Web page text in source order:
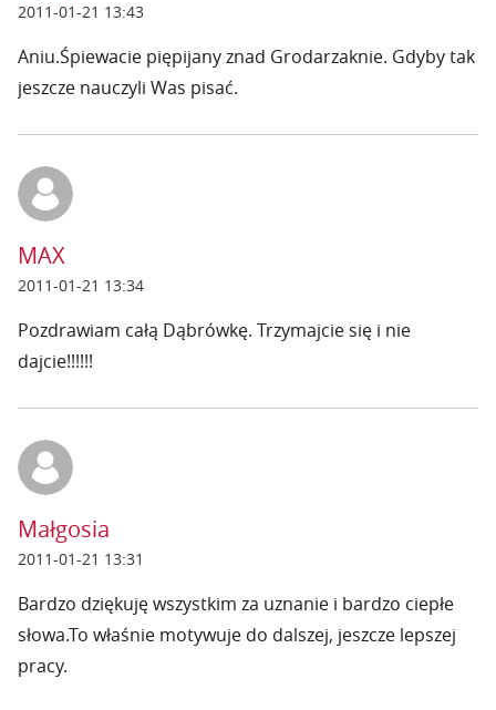
2011-01-21 13:43
Aniu.Śpiewacie piępijany znad Grodarzaknie. Gdyby tak
jeszcze nauczyli Was pisać.
MAX
2011-01-21 13:34
Pozdrawiam całą Dąbrówkę. Trzymajcie się i nie
dajcie!!!!!!
Małgosia
2011-01-21 13:31
Bardzo dziękuję wszystkim za uznanie i bardzo ciepłe
słowa.To właśnie motywuje do dalszej, jeszcze lepszej
pracy.